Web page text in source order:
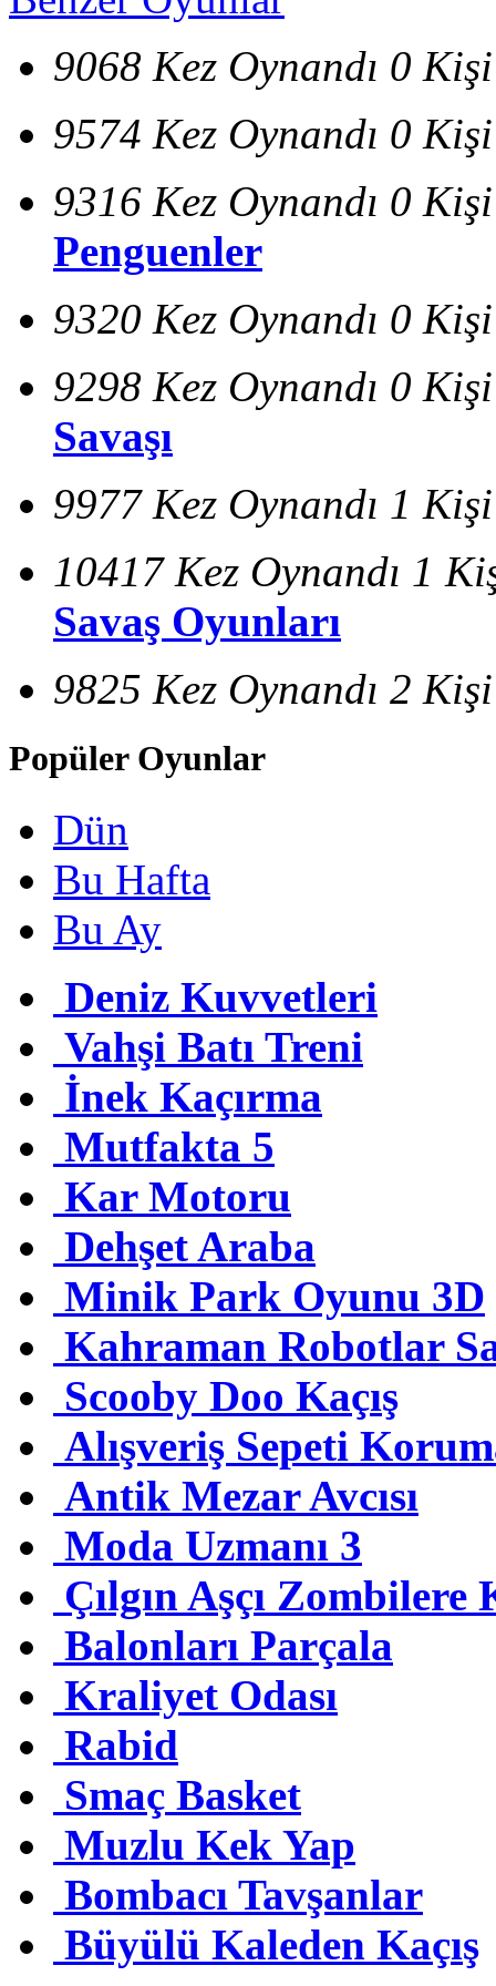
9068 Kez Oynandı 0
9574 Kez Oynandı 0
9316 Kez Oynandı 0
Penguenler
9320 Kez Oynandı 0
9298 Kez Oynandı 0
Savaşı
9977 Kez Oynandı 1
10417 Kez Oynandı 1
Savaş Oyunları
9825 Kez Oynandı 2
Popüler Oyunlar
Dün
Bu Hafta
Bu Ay
Deniz Kuvvetleri
Vahşi Batı Treni
İnek Kaçırma
Mutfakta 5
Kar Motoru
Dehşet Araba
Minik Park Oyunu 3D
Kahraman Robotlar
Scooby Doo Kaçış
Alışveriş Sepeti
Antik Mezar Avcısı
Moda Uzmanı 3
Çılgın Aşçı Zombilere
Balonları Parçala
Kraliyet Odası
Rabid
Smaç Basket
Muzlu Kek Yap
Bombacı Tavşanlar
Büyülü Kaleden Kaçış